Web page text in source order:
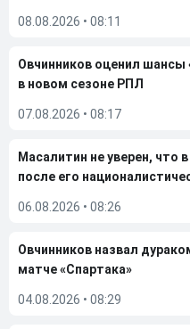
08.08.2026 • 08:11
Овчинников оценил шансы
в новом сезоне РПЛ
07.08.2026 • 08:17
Масалитин не уверен, что
после его
06.08.2026 • 08:26
Овчинников назвал
матче «Спартака»
04.08.2026 • 08:29